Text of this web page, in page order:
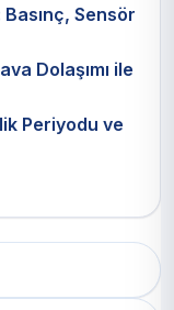
Sensör
Dolaşımı ile
Periyodu ve